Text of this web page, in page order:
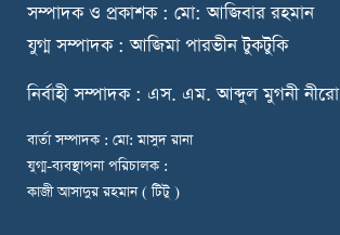
সম্পাদক ও প্রকাশক : মো: আজিবার রহমান
যুগ্ম সম্পাদক : আজিমা পারভীন টুকটুকি
নির্বাহী সম্পাদক : এস. এম. আব্দুল মুগনী নীরো
বার্তা সম্পাদক : মো: মাসুদ রানা
যুগ্ম-ব্যবস্থাপনা পরিচালক :
কাজী আসাদুর রহমান ( টিটু )